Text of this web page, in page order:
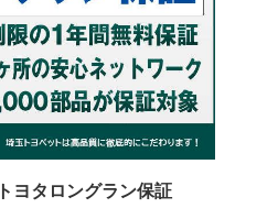
ヨタロングラン保証